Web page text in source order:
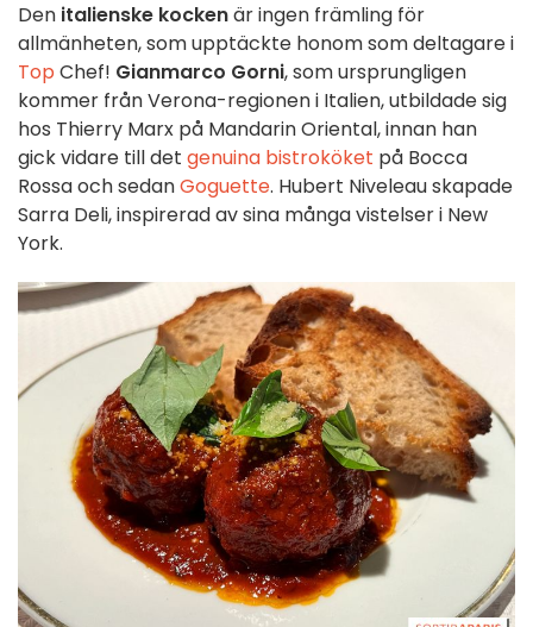
Den italienske kockenär ingen främling för
allmänheten, som upptäckte honom som deltagare i
Top Chef! Gianmarco Gorni, som ursprungligen
kommer från Verona-regionen i Italien, utbildade sig
hos Thierry Marx på Mandarin Oriental, innan han
gick vidare till det genuina bistroköket på Bocca
Rossa och sedanGoguette. Hubert Niveleau skapade
Sarra Deli, inspirerad av sina många vistelser i New
York.